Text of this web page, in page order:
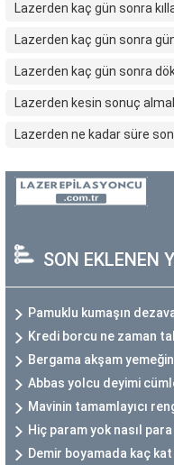
Lazerden kaç gün sonra
Lazerden kaç gün sonra
Lazerden kaç gün sonra
Lazerden kesin sonuç
Lazerden ne kadar süre
SON EKLENEN
Pamuklu kumaşın
Kredi borcu ne zaman
Bergama akşam
Abbas yolcu deyimi
Mavinin tamamlayıcı
Hiç param yok nasıl
Demir boyamada kaç kat